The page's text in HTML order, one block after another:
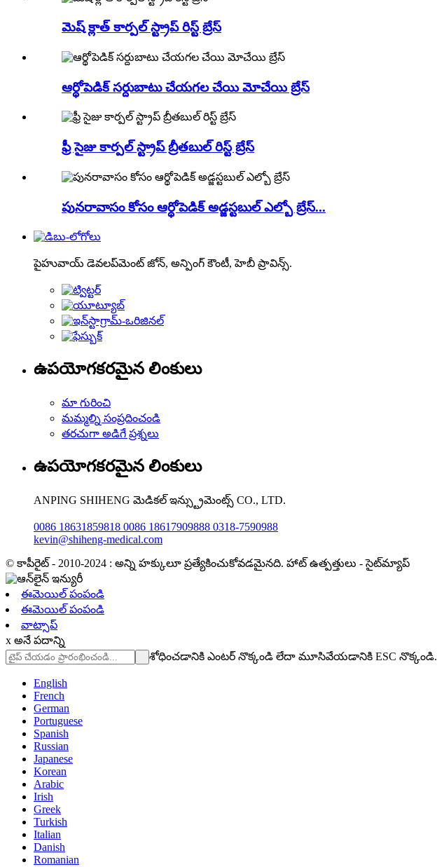
మెష్ క్లాత్ కార్పల్ స్ట్రాప్ రిస్ట్ బ్రేస్
ఆర్థోపెడిక్ సర్దుబాటు చేయగల చేయి మోచేయి బ్రేస్
ఫ్రీ సైజు కార్పల్ స్ట్రాప్ బ్రీతబుల్ రిస్ట్ బ్రేస్
పునరావాసం కోసం ఆర్థోపెడిక్ అడ్జస్టబుల్ ఎల్బో బ్రేస్...
పైహువాయ్ డెవలప్‌మెంట్ జోన్, అన్పింగ్ కౌంటీ, హెబీ ప్రావిన్స్.
ఉపయోగకరమైన లింకులు
మా గురించి
మమ్మల్ని సంప్రదించండి
తరచుగా అడిగే ప్రశ్నలు
ఉపయోగకరమైన లింకులు
ANPING SHIHENG మెడికల్ ఇన్స్ట్రుమెంట్స్ CO., LTD.
0086 18631859818 0086 18617909888 0318-7590988
kevin@shiheng-medical.com
© కాపీరైట్ - 2010-2024 : అన్ని హక్కులూ ప్రత్యేకించుకోవడమైనది. హాట్ ఉత్పత్తులు - సైట్‌మ్యాప్
ఈమెయిల్ పంపండి
ఈమెయిల్ పంపండి
వాట్సాప్
x అనే పదాన్ని
శోధించడానికి ఎంటర్ నొక్కండి లేదా మూసివేయడానికి ESC నొక్కండి.
English
French
German
Portuguese
Spanish
Russian
Japanese
Korean
Arabic
Irish
Greek
Turkish
Italian
Danish
Romanian